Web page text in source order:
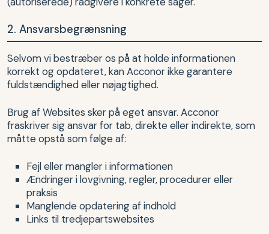
2. Ansvarsbegrænsning
Selvom vi bestræber os på at holde informationen
korrekt og opdateret, kan Acconor ikke garantere
fuldstændighed eller nøjagtighed.
Brug af Websites sker på eget ansvar. Acconor
fraskriver sig ansvar for tab, direkte eller indirekte, som
måtte opstå som følge af:
Fejl eller mangler i informationen
Ændringer i lovgivning, regler, procedurer eller
praksis
Manglende opdatering af indhold
Links til tredjepartswebsites